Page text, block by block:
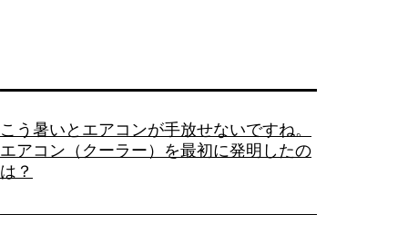
こう暑いとエアコンが手放せないですね。
エアコン（クーラー）を最初に発明したの
は？